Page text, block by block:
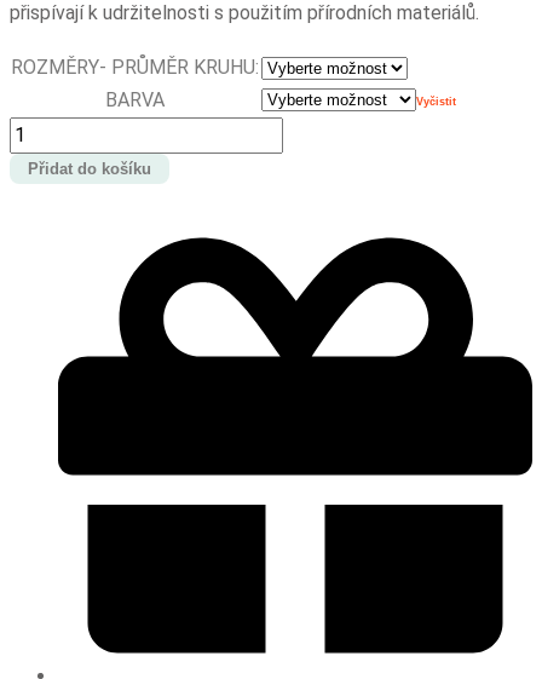
přispívají k udržitelnosti s použitím přírodních materiálů.
ROZMĚRY- PRŮMĚR KRUHU:
BARVA
Vyčistit
Kulatý
lněný
ubrus
Přidat do košíku